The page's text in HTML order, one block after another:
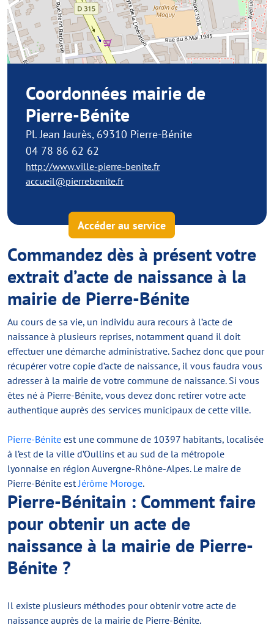
Coordonnées mairie de
Pierre-Bénite
Pl. Jean Jaurès, 69310 Pierre-Bénite
04 78 86 62 62
http://www.ville-pierre-benite.fr
accueil@pierrebenite.fr
Accéder au service
Commandez dès à présent votre
extrait d’acte de naissance à la
mairie de Pierre-Bénite
Au cours de sa vie, un individu aura recours à l’acte de
naissance à plusieurs reprises, notamment quand il doit
effectuer une démarche administrative. Sachez donc que pour
récupérer votre copie d’acte de naissance, il vous faudra vous
adresser à la mairie de votre commune de naissance. Si vous
êtes né à Pierre-Bénite, vous devez donc retirer votre acte
authentique auprès des services municipaux de cette ville.
Pierre-Bénite est une commune de 10397 habitants, localisée
à l’est de la ville d’Oullins et au sud de la métropole
lyonnaise en région Auvergne-Rhône-Alpes. Le maire de
Pierre-Bénite estJérôme Moroge.
Pierre-Bénitain : Comment faire
pour obtenir un acte de
naissance à la mairie de Pierre-
Bénite ?
Il existe plusieurs méthodes pour obtenir votre acte de
naissance auprès de la mairie de Pierre-Bénite.